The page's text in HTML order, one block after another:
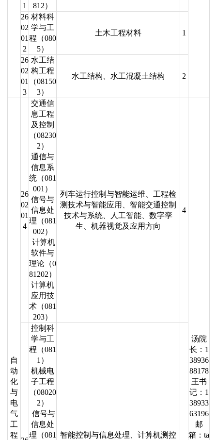
1
812）
26
02
01
2
材料科
学与工
程（080
5）
土木工程材料 1
26
02
01
3
水工结
构工程
（08150
3）
水工结构、水工混凝土结构 2
自
动
化
与
电
气
工
程
26
02
01
4
交通信
息工程
及控制
（08230
2）
通信与
信息系
统（081
001）
信号与
信息处
理（081
002）
计算机
软件与
理论（0
81202）
计算机
应用技
术（081
203）
列车运行控制与智能运维、工程检
测技术与智能应用、智能交通控制
技术与系统、人工智能、数字孪
生、机器视觉及应用方向
4
汤院
长：1
38936
88178
王书
记：1
38933
63196
邮
箱：ta
控制科
学与工
程（081
1）
机械电
子工程
（08020
2）
信号与
信息处
理（081
智能控制与信息处理、计算机测控